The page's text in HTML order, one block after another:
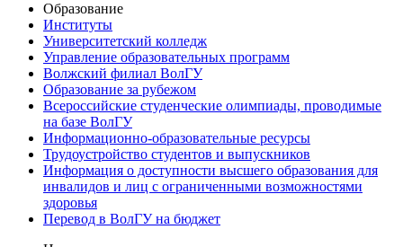
Образование
Институты
Университетский колледж
Управление образовательных программ
Волжский филиал ВолГУ
Образование за рубежом
Всероссийские студенческие олимпиады, проводимые
на базе ВолГУ
Информационно-образовательные ресурсы
Трудоустройство студентов и выпускников
Информация о доступности высшего образования для
инвалидов и лиц с ограниченными возможностями
здоровья
Перевод в ВолГУ на бюджет